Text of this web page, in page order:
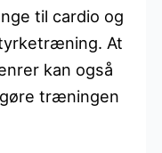
til cardio og
At
kan også
træningen